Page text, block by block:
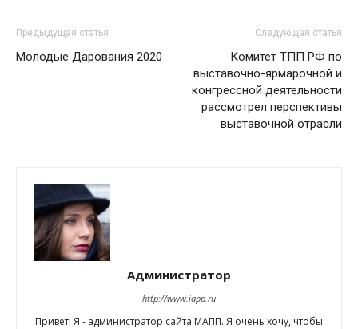
Предыдущая статья
Молодые Дарования 2020
Следующая статья
Комитет ТПП РФ по
выставочно-ярмарочной и
конгрессной деятельности
рассмотрел перспективы
выставочной отрасли
Администратор
http://www.iapp.ru
Привет! Я - администратор сайта МАПП. Я очень хочу, чтобы